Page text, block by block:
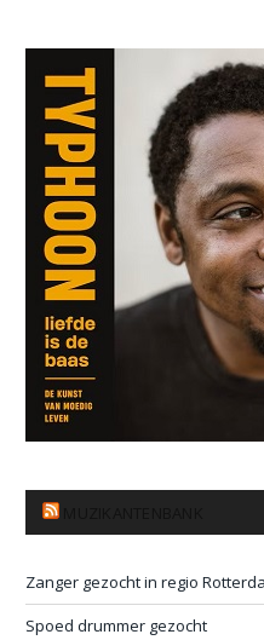
Zanger gezocht in regio
Spoed drummer gezocht